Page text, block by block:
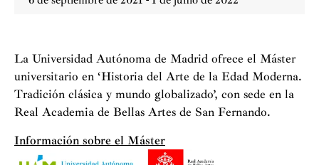
La Universidad Autónoma de Madrid ofrece el Máster
universitario en ‘Historia del Arte de la Edad Moderna.
Tradición clásica y mundo globalizado’, con sede en la
Real Academia de Bellas Artes de San Fernando.
Información sobre el Máster